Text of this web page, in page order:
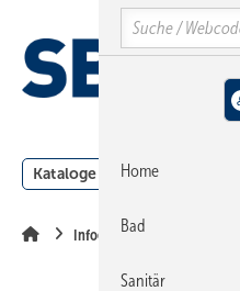
Hauptinhalt
Hauptmenü
SiteSearch
Kataloge Meldungen
Infografik
Search
Home
Bad
Sanitär